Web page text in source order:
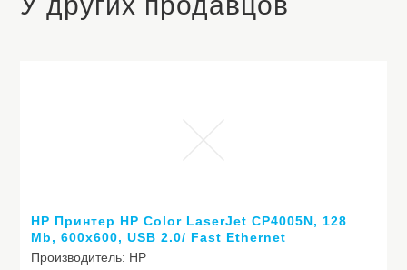
HP Принтер HP Color LaserJet CP4005N, 128
Mb, 600х600, USB 2.0/ Fast Ethernet
10/100Base-TX, 47,8 кг.
Производитель: HP